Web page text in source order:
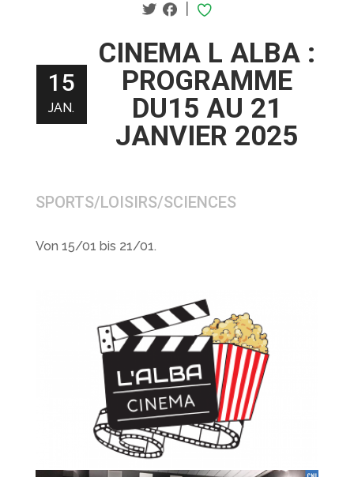
|
15
JAN.
CINEMA L ALBA :
PROGRAMME
DU15 AU 21
JANVIER 2025
SPORTS/LOISIRS/SCIENCES
Von 15/01 bis 21/01.